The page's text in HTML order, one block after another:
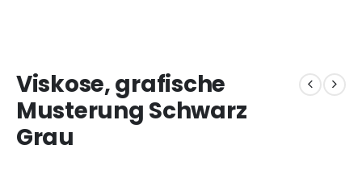
Viskose, grafische
Musterung Schwarz
Grau